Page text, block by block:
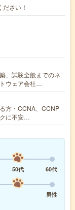
さい！
、試験全般までのネ
ウェア会社…
方・CCNA、CCNP
に不安…
50代
60代
男性